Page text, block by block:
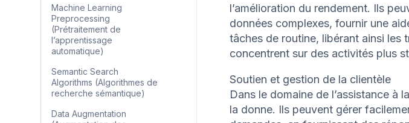
Machine Learning
Preprocessing
(Prétraitement de
l’apprentissage
automatique)
Semantic Search
Algorithms (Algorithmes de
recherche sémantique)
Data Augmentation
l’amélioration du rendement. Ils
données complexes, fournir une
tâches de routine, libérant ainsi les
concentrent sur des activités plus
Soutien et gestion de la clientèle
Dans le domaine de l’assistance à
la donne. Ils peuvent gérer